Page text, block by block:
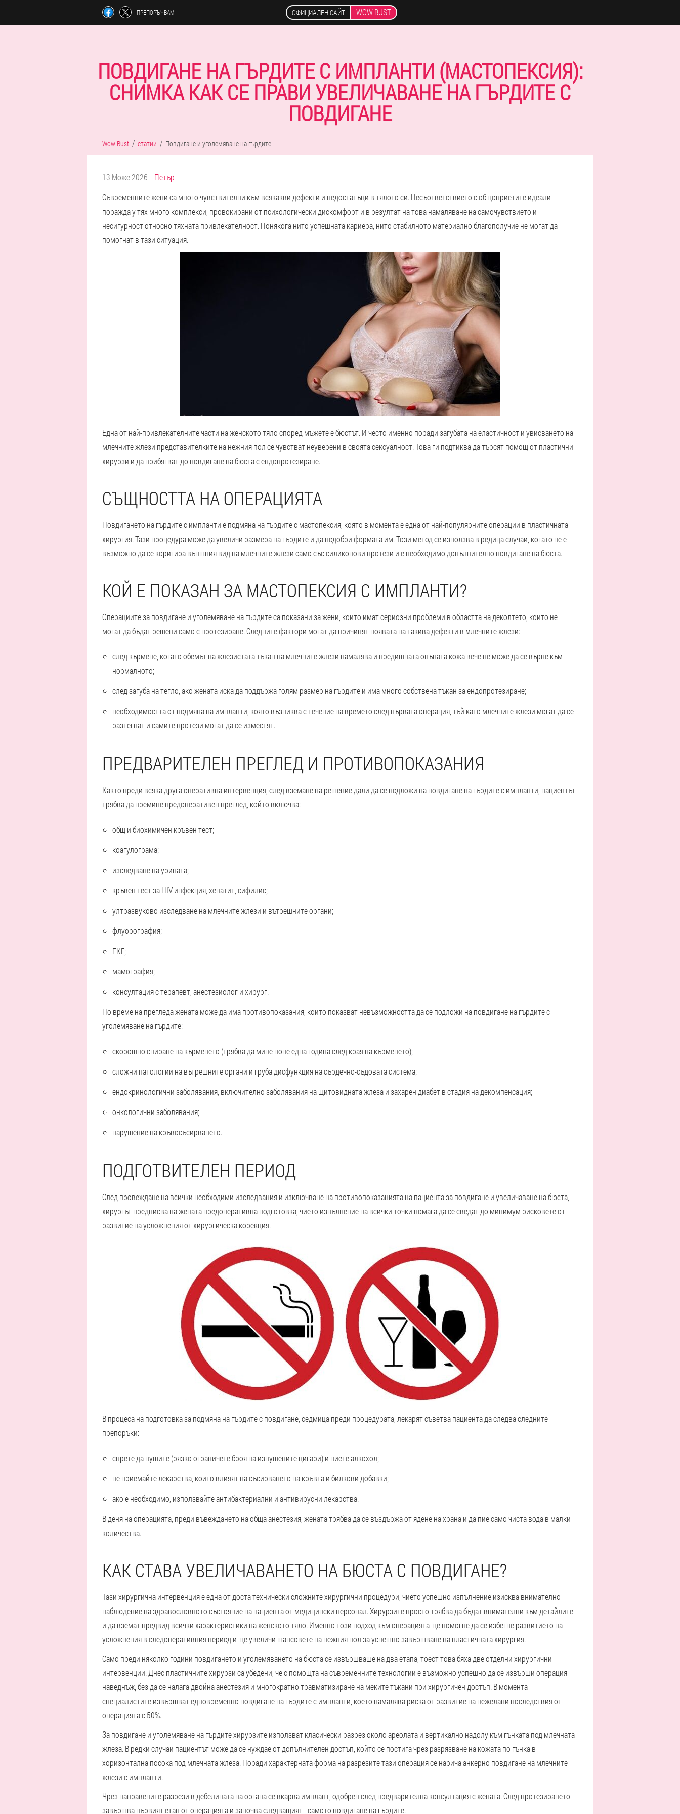
ПРЕПОРЪЧВАМ ОФИЦИАЛЕН САЙТ WOW BUST
ПОВДИГАНЕ НА ГЪРДИТЕ С ИМПЛАНТИ (МАСТОПЕКСИЯ):
СНИМКА КАК СЕ ПРАВИ УВЕЛИЧАВАНЕ НА ГЪРДИТЕ С
ПОВДИГАНЕ
Wow Bust статии Повдигане и уголемяване на гърдите
13 Може 2026
Петър
Съвременните жени са много чувствителни към всякакви дефекти и недостатъци в тялото си. Несъответствието с общоприетите идеали
поражда у тях много комплекси, провокирани от психологически дискомфорт и в резултат на това намаляване на самочувствието и
несигурност относно тяхната привлекателност. Понякога нито успешната кариера, нито стабилното материално благополучие не могат да
помогнат в тази ситуация.
Една от най-привлекателните части на женското тяло според мъжете е бюстът. И често именно поради загубата на еластичност и увисването на
млечните жлези представителките на нежния пол се чувстват неуверени в своята сексуалност. Това ги подтиква да търсят помощ от пластични
хирурзи и да прибягват до повдигане на бюста с ендопротезиране.
СЪЩНОСТТА НА ОПЕРАЦИЯТА
Повдигането на гърдите с импланти е подмяна на гърдите с мастопексия, която в момента е една от най-популярните операции в пластичната
хирургия. Тази процедура може да увеличи размера на гърдите и да подобри формата им. Този метод се използва в редица случаи, когато не е
възможно да се коригира външния вид на млечните жлези само със силиконови протези и е необходимо допълнително повдигане на бюста.
КОЙ Е ПОКАЗАН ЗА МАСТОПЕКСИЯ С ИМПЛАНТИ?
Операциите за повдигане и уголемяване на гърдите са показани за жени, които имат сериозни проблеми в областта на деколтето, които не
могат да бъдат решени само с протезиране. Следните фактори могат да причинят появата на такива дефекти в млечните жлези:
след кърмене, когато обемът на жлезистата тъкан на млечните жлези намалява и предишната опъната кожа вече не може да се върне към
нормалното;
след загуба на тегло, ако жената иска да поддържа голям размер на гърдите и има много собствена тъкан за ендопротезиране;
необходимостта от подмяна на импланти, която възниква с течение на времето след първата операция, тъй като млечните жлези могат да се
разтегнат и самите протези могат да се изместят.
ПРЕДВАРИТЕЛЕН ПРЕГЛЕД И ПРОТИВОПОКАЗАНИЯ
Както преди всяка друга оперативна интервенция, след вземане на решение дали да се подложи на повдигане на гърдите с импланти, пациентът
трябва да премине предоперативен преглед, който включва:
общ и биохимичен кръвен тест;
коагулограма;
изследване на урината;
кръвен тест за HIV инфекция, хепатит, сифилис;
ултразвуково изследване на млечните жлези и вътрешните органи;
флуорография;
ЕКГ;
мамография;
консултация с терапевт, анестезиолог и хирург.
По време на прегледа жената може да има противопоказания, които показват невъзможността да се подложи на повдигане на гърдите с
уголемяване на гърдите:
скорошно спиране на кърменето (трябва да мине поне една година след края на кърменето);
сложни патологии на вътрешните органи и груба дисфункция на сърдечно-съдовата система;
ендокринологични заболявания, включително заболявания на щитовидната жлеза и захарен диабет в стадия на декомпенсация;
онкологични заболявания;
нарушение на кръвосъсирването.
ПОДГОТВИТЕЛЕН ПЕРИОД
След провеждане на всички необходими изследвания и изключване на противопоказанията на пациента за повдигане и увеличаване на бюста,
хирургът предписва на жената предоперативна подготовка, чието изпълнение на всички точки помага да се сведат до минимум рисковете от
развитие на усложнения от хирургическа корекция.
В процеса на подготовка за подмяна на гърдите с повдигане, седмица преди процедурата, лекарят съветва пациента да следва следните
препоръки:
спрете да пушите (рязко ограничете броя на изпушените цигари) и пиете алкохол;
не приемайте лекарства, които влияят на съсирването на кръвта и билкови добавки;
ако е необходимо, използвайте антибактериални и антивирусни лекарства.
В деня на операцията, преди въвеждането на обща анестезия, жената трябва да се въздържа от ядене на храна и да пие само чиста вода в малки
количества.
КАК СТАВА УВЕЛИЧАВАНЕТО НА БЮСТА С ПОВДИГАНЕ?
Тази хирургична интервенция е една от доста технически сложните хирургични процедури, чието успешно изпълнение изисква внимателно
наблюдение на здравословното състояние на пациента от медицински персонал. Хирурзите просто трябва да бъдат внимателни към детайлите
и да вземат предвид всички характеристики на женското тяло. Именно този подход към операцията ще помогне да се избегне развитието на
усложнения в следоперативния период и ще увеличи шансовете на нежния пол за успешно завършване на пластичната хирургия.
Само преди няколко години повдигането и уголемяването на бюста се извършваше на два етапа, тоест това бяха две отделни хирургични
интервенции. Днес пластичните хирурзи са убедени, че с помощта на съвременните технологии е възможно успешно да се извърши операция
наведнъж, без да се налага двойна анестезия и многократно травматизиране на меките тъкани при хирургичен достъп. В момента
специалистите извършват едновременно повдигане на гърдите с импланти, което намалява риска от развитие на нежелани последствия от
операцията с 50%.
За повдигане и уголемяване на гърдите хирурзите използват класически разрез около ареолата и вертикално надолу към гънката под млечната
жлеза. В редки случаи пациентът може да се нуждае от допълнителен достъп, който се постига чрез разрязване на кожата по гънка в
хоризонтална посока под млечната жлеза. Поради характерната форма на разрезите тази операция се нарича анкерно повдигане на млечните
жлези с импланти.
Чрез направените разрези в дебелината на органа се вкарва имплант, одобрен след предварителна консултация с жената. След протезирането
завършва първият етап от операцията и започва следващият - самото повдигане на гърдите.